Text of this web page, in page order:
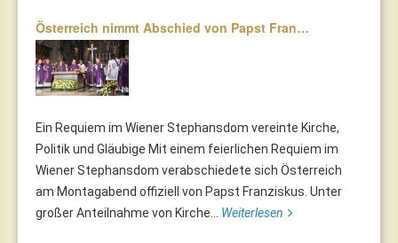
Österreich nimmt Abschied von Papst Fran…
Ein Requiem im Wiener Stephansdom vereinte Kirche,
Politik und Gläubige Mit einem feierlichen Requiem im
Wiener Stephansdom verabschiedete sich Österreich
am Montagabend offiziell von Papst Franziskus. Unter
großer Anteilnahme von Kirche... Weiterlesen